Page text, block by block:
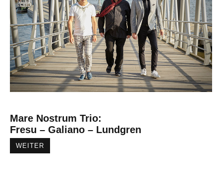
Mare Nostrum Trio:
Fresu – Galiano – Lundgren
WEITER